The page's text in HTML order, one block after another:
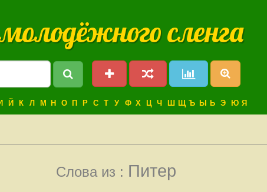
сленга
Й К Л М Н О П Р С Т У Ф Х Ц Ч Ш Щ Ъ Ы Ь Э Ю Я
Слова из : Питер